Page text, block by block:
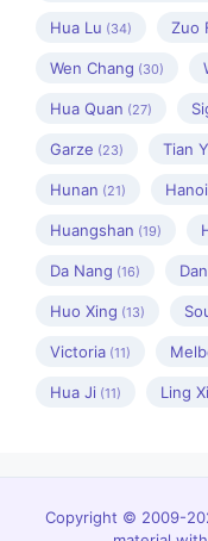
Hua Lu (34) Zuo
Wen Chang (30)
Hua Quan (27)
Garze (23) Tian
Hunan (21) Hanoi
Huangshan (19)
Da Nang (16)
Huo Xing (13)
Victoria (11)
Hua Ji (11) Ling
Copyright © 2009-